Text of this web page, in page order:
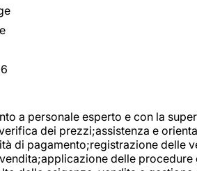
a personale esperto e con la
dei prezzi;assistenza e
di pagamento;registrazione
delle